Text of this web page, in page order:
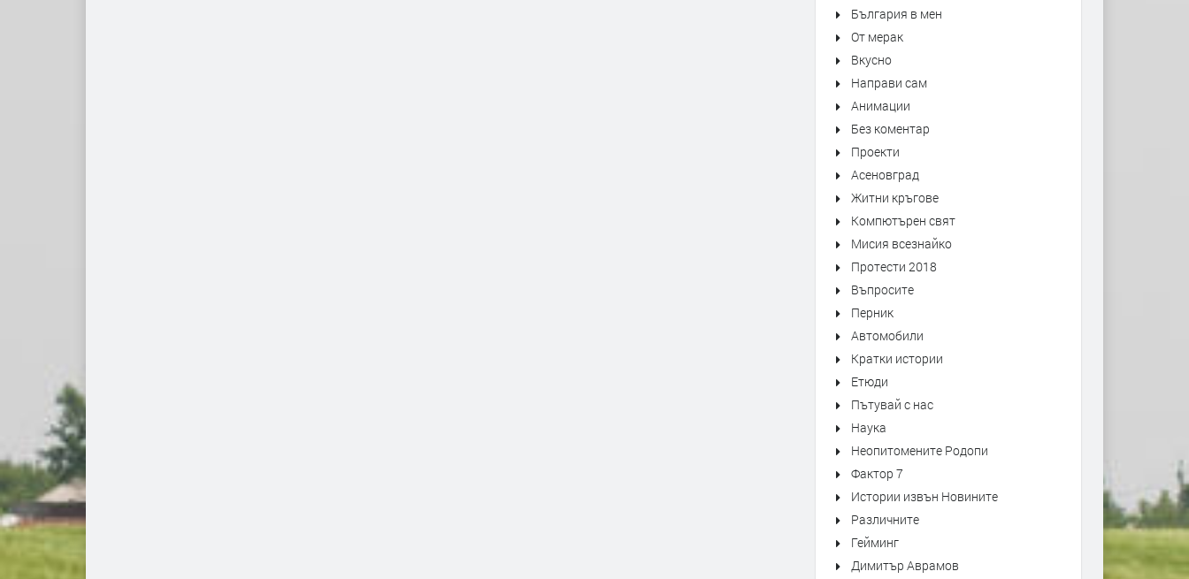
България в мен
От мерак
Вкусно
Направи сам
Анимации
Без коментар
Проекти
Асеновград
Житни кръгове
Компютърен свят
Мисия всезнайко
Протести 2018
Въпросите
Перник
Автомобили
Кратки истории
Етюди
Пътувай с нас
Наука
Неопитомените Родопи
Фактор 7
Истории извън Новините
Различните
Гейминг
Димитър Аврамов